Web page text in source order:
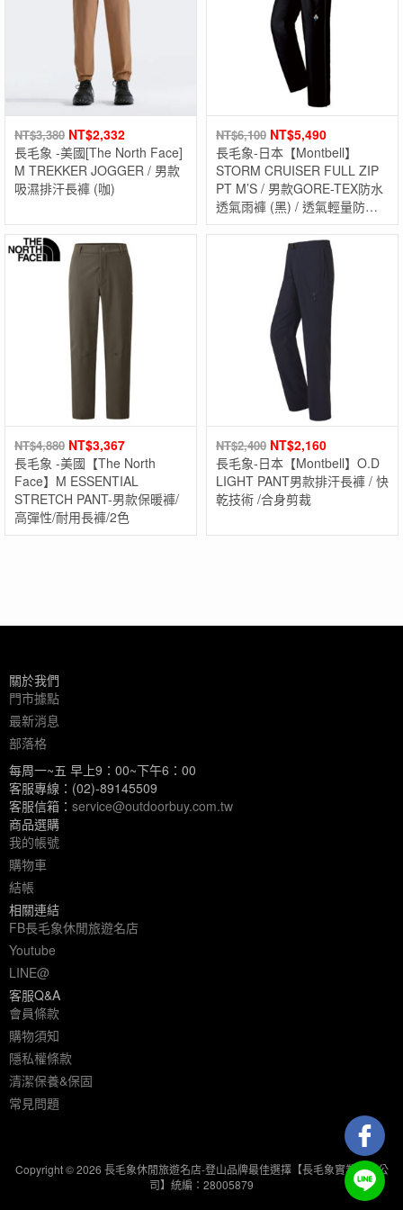
NT$3,380 NT$2,332
長毛象 -美國[The North Face]
M TREKKER JOGGER / 男款
吸濕排汗長褲 (咖)
NT$6,100 NT$5,490
長毛象-日本【Montbell】
STORM CRUISER FULL ZIP
PT M’S / 男款GORE-TEX防水
透氣雨褲 (黑) / 透氣輕量防水
長褲 / GTX長褲
NT$4,880 NT$3,367
長毛象 -美國【The North
Face】M ESSENTIAL
STRETCH PANT-男款保暖褲/
高彈性/耐用長褲/2色
NT$2,400 NT$2,160
長毛象-日本【Montbell】O.D
LIGHT PANT男款排汗長褲 / 快
乾技術 /合身剪裁
關於我們
門市據點
最新消息
部落格
每周一~五 早上9：00~下午6：00
客服專線：(02)-89145509
客服信箱： service@outdoorbuy.com.tw
商品選購
我的帳號
購物車
結帳
相關連結
FB長毛象休閒旅遊名店
Youtube
LINE@
客服Q&A
會員條款
購物須知
隱私權條款
清潔保養&保固
常見問題
Copyright © 2026 長毛象休閒旅遊名店-登山品牌最佳選擇【長毛象實業有限公
司】統編：28005879